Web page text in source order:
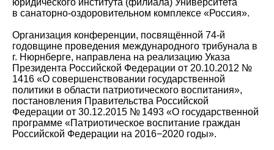
юридического института (филиала) Университета
в санаторно-оздоровительном комплексе «Россия».
Организация конференции, посвящённой 74-й
годовщине проведения международного трибунала в
г. Нюрнберге, направлена на реализацию Указа
Президента Российской Федерации от 20.10.2012 №
1416 «О совершенствовании государственной
политики в области патриотического воспитания»,
постановления Правительства Российской
Федерации от 30.12.2015 № 1493 «О государственной
программе «Патриотическое воспитание граждан
Российской Федерации на 2016−2020 годы».